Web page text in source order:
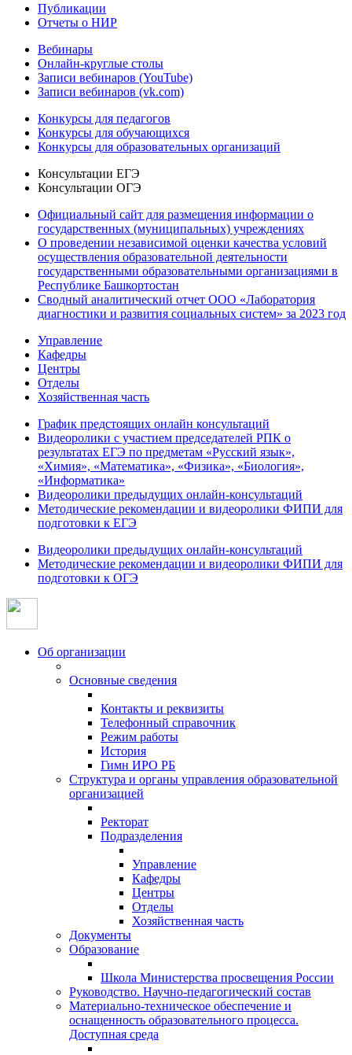
Публикации
Отчеты о НИР
Вебинары
Онлайн-круглые столы
Записи вебинаров (YouTube)
Записи вебинаров (vk.com)
Конкурсы для педагогов
Конкурсы для обучающихся
Конкурсы для образовательных организаций
Консультации ЕГЭ
Консультации ОГЭ
Официальный сайт для размещения информации о
государственных (муниципальных) учреждениях
О проведении независимой оценки качества условий
осуществления образовательной деятельности
государственными образовательными организациями в
Республике Башкортостан
Сводный аналитический отчет ООО «Лаборатория
диагностики и развития социальных систем» за 2023 год
Управление
Кафедры
Центры
Отделы
Хозяйственная часть
График предстоящих онлайн консультаций
Видеоролики с участием председателей РПК о
результатах ЕГЭ по предметам «Русский язык»,
«Химия», «Математика», «Физика», «Биология»,
«Информатика»
Видеоролики предыдущих онлайн-консультаций
Методические рекомендации и видеоролики ФИПИ для
подготовки к ЕГЭ
Видеоролики предыдущих онлайн-консультаций
Методические рекомендации и видеоролики ФИПИ для
подготовки к ОГЭ
Об организации
Основные сведения
Контакты и реквизиты
Телефонный справочник
Режим работы
История
Гимн ИРО РБ
Структура и органы управления образовательной
организацией
Ректорат
Подразделения
Управление
Кафедры
Центры
Отделы
Хозяйственная часть
Документы
Образование
Школа Министерства просвещения России
Руководство. Научно-педагогический состав
Материально-техническое обеспечение и
оснащенность образовательного процесса.
Доступная среда